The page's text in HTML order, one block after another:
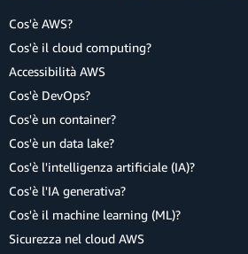
Cos'è AWS?
Cos'è il cloud computing?
Accessibilità AWS
Cos'è DevOps?
Cos'è un container?
Cos'è un data lake?
Cos'è l'intelligenza artificiale (IA)?
Cos'è l'IA generativa?
Cos'è il machine learning (ML)?
Sicurezza nel cloud AWS